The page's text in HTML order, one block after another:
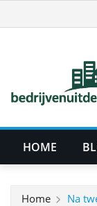
naar
HOME
Home Na